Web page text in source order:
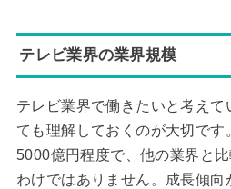
テレビ業界の業界規模
テレビ業界で働きたいと考え
ても理解しておくのが大切で
5000億円程度で、他の業界と
わけではありません。成長傾